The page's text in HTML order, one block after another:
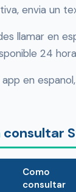
envia un
llamar en
24
app en
consultar
Como
consultar